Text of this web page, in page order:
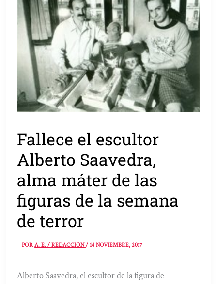
Fallece el escultor
Alberto Saavedra,
alma máter de las
figuras de la semana
de terror
PORA. E. / REDACCIÓN/14 NOVIEMBRE, 2017
Alberto Saavedra, el escultor de la figura de